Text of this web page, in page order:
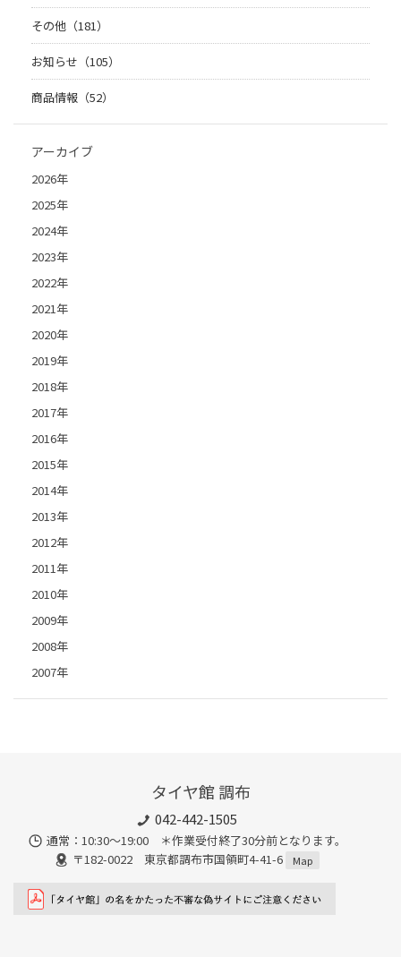
その他（181）
お知らせ（105）
商品情報（52）
アーカイブ
2026年
2025年
2024年
2023年
2022年
2021年
2020年
2019年
2018年
2017年
2016年
2015年
2014年
2013年
2012年
2011年
2010年
2009年
2008年
2007年
タイヤ館 調布
042-442-1505
通常：10:30～19:00 ＊作業受付終了30分前となります。
〒182-0022 東京都調布市国領町4-41-6
Map